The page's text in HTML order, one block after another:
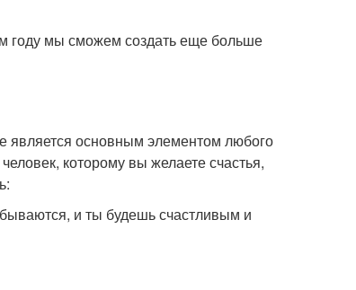
году мы сможем создать еще больше
является основным элементом любого
которому вы желаете счастья,
и ты будешь счастливым и